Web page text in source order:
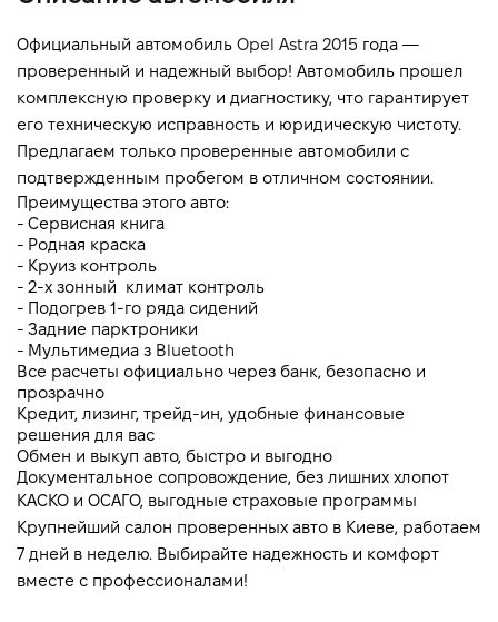
Выбросы CO2, г/км (смешанный)
Динамика разгона 0-100 км/ч
Официальный автомобиль Opel Astra 2015 года —
проверенный и надежный выбор! Автомобиль прошел
комплексную проверку и диагностику, что гарантирует
его техническую исправность и юридическую чистоту.
Предлагаем только проверенные автомобили с
подтвержденным пробегом в отличном состоянии.
Преимущества этого авто:
- Сервисная книга
- Родная краска
- Круиз контроль
- 2-х зонный  климат контроль
- Подогрев 1-го ряда сидений
- Задние парктроники
- Мультимедиа з Bluetooth
Все расчеты официально через банк, безопасно и
прозрачно
Кредит, лизинг, трейд-ин, удобные финансовые
решения для вас
Обмен и выкуп авто, быстро и выгодно
Документальное сопровождение, без лишних хлопот
КАСКО и ОСАГО, выгодные страховые программы
Крупнейший салон проверенных авто в Киеве, работаем
7 дней в неделю. Выбирайте надежность и комфорт
вместе с профессионалами!